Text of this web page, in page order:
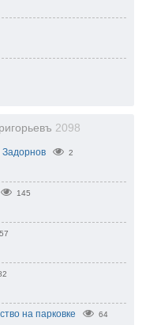
2098
2
145
на парковке 64